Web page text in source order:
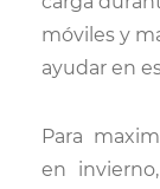
móviles y
ayudar en
Para
en